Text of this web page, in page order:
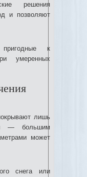
решения
и позволяют
к
умеренных
лишь
— большим
может
снега или